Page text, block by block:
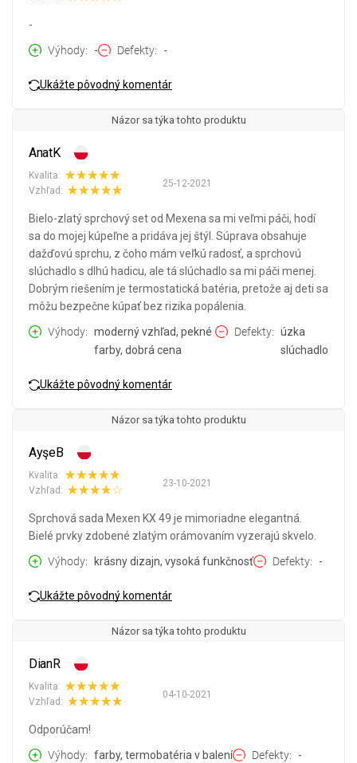
-
Výhody
- Defekty -
Ukážte pôvodný komentár
Názor sa týka tohto produktu
AnatK
25-12-2021
Kvalita:
Vzhľad:
Bielo-zlatý sprchový set od Mexena sa mi veľmi páči, hodí
sa do mojej kúpeľne a pridáva jej štýl. Súprava obsahuje
dažďovú sprchu, z čoho mám veľkú radosť, a sprchovú
slúchadlo s dlhú hadicu, ale tá slúchadlo sa mi páči menej.
Dobrým riešením je termostatická batéria, pretože aj deti sa
môžu bezpečne kúpať bez rizika popálenia.
Výhody
moderný vzhľad, pekné
farby, dobrá cena
Defekty
úzka
slúchadlo
Ukážte pôvodný komentár
Názor sa týka tohto produktu
AyşeB
23-10-2021
Kvalita:
Vzhľad:
Sprchová sada Mexen KX 49 je mimoriadne elegantná.
Bielé prvky zdobené zlatým orámovaním vyzerajú skvelo.
Výhody
krásny dizajn, vysoká funkčnosť Defekty -
Ukážte pôvodný komentár
Názor sa týka tohto produktu
DianR
04-10-2021
Kvalita:
Vzhľad:
Odporúčam!
Výhody
farby, termobatéria v balení Defekty -